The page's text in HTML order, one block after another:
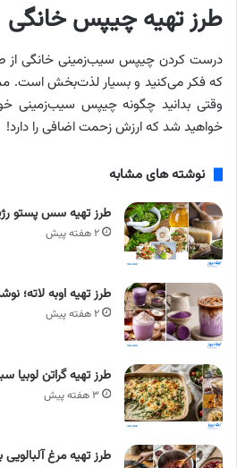
طرز تهیه چیپس خانگی
درست کردن چیپس سیب‌زمینی خانگی از
که فکر می‌کنید و بسیار لذت‌بخش است.
وقتی بدانید چگونه چیپس سیب‌زمینی
خواهید شد که ارزش زحمت اضافی را دارد!
نوشته های مشابه
طرز تهیه سس پستو
۲ هفته پیش
طرز تهیه اوبه لاته؛
۲ هفته پیش
طرز تهیه گراتن
۳ هفته پیش
طرز تهیه مرغ